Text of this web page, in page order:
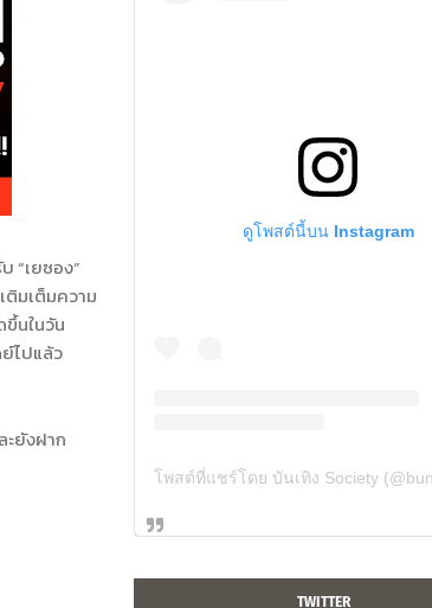
“เยซอง”
ติมเต็มความ
ขึ้นในวัน
ไปแล้ว
ะยังฝาก
ดูโพสต์นี้บน Instagram
TWITTER